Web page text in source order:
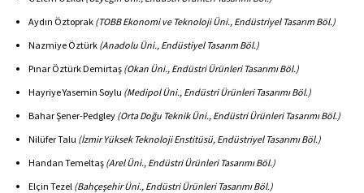
Aydın Öztoprak (TOBB Ekonomi ve Teknoloji Üni., Endüstriyel Tasarım Böl.)
Nazmiye Öztürk (Anadolu Üni., Endüstiyel Tasarım Böl.)
Pınar Öztürk Demirtaş (Okan Üni., Endüstri Ürünleri Tasarımı Böl.)
Hayriye Yasemin Soylu (Medipol Üni., Endüstri Ürünleri Tasarımı Böl.)
Bahar Şener-Pedgley (Orta Doğu Teknik Üni., Endüstri Ürünleri Tasarımı Böl.)
Nilüfer Talu (İzmir Yüksek Teknoloji Enstitüsü, Endüstriyel Tasarımı Böl.)
Handan Temeltaş (Arel Üni., Endüstri Ürünleri Tasarımı Böl.)
Elçin Tezel (Bahçeşehir Üni., Endüstri Ürünleri Tasarımı Böl.)